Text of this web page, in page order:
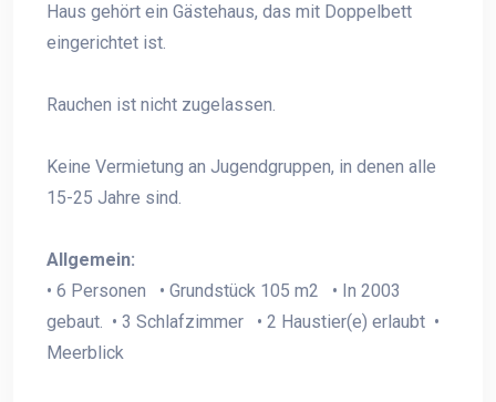
Haus gehört ein Gästehaus, das mit Doppelbett
eingerichtet ist.
Rauchen ist nicht zugelassen.
Keine Vermietung an Jugendgruppen, in denen alle
15-25 Jahre sind.
Allgemein:
• 6 Personen • Grundstück 105 m2 • In 2003
gebaut. • 3 Schlafzimmer • 2 Haustier(e) erlaubt •
Meerblick